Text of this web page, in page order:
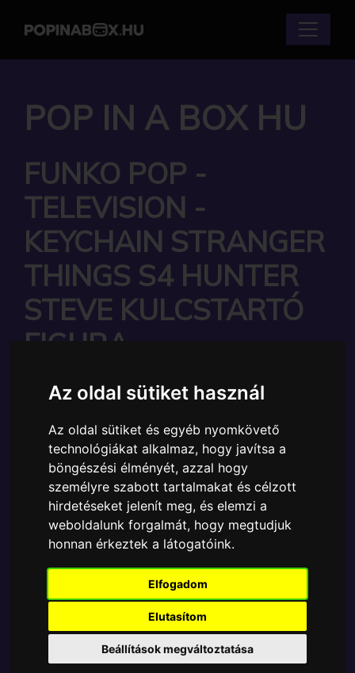
Az oldal sütiket használ
Az oldal sütiket és egyéb nyomkövető
technológiákat alkalmaz, hogy javítsa a
böngészési élményét, azzal hogy
személyre szabott tartalmakat és célzott
hirdetéseket jelenít meg, és elemzi a
weboldalunk forgalmát, hogy megtudjuk
honnan érkeztek a látogatóink.
Elfogadom
Elutasítom
Beállítások megváltoztatása
POP IN A BOX HU
FUNKO POP -
TELEVISION -
KEYCHAIN STRANGER
THINGS S4 HUNTER
STEVE KULCSTARTÓ
FIGURA
Cikkszám:889698656306
Ára:2790 Ft
A Funko POP - Television egyik népszerű terméke a
Funko POP - Television - Keychain Stranger Things
S4 Hunter Steve kulcstartó figura, amely ablakos
csomagolásban azaz - POP In a Box - várja új
gazdáját.
A termék sajnos nem elérhető, nézd meg
MÁSOK MIT VESZNEK
Tetszik? Osszd meg másokkal!